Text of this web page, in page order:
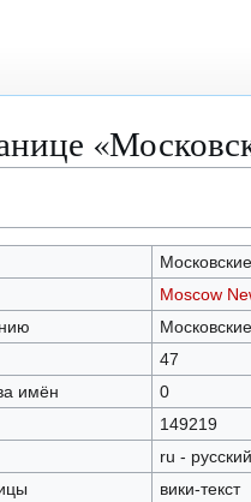
Moscow
47
имён
0
149219
ru - русский
вики-текст